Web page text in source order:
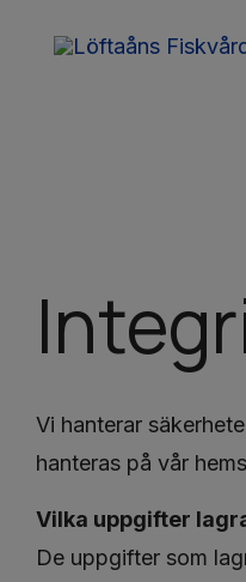
Vi hanterar
hanteras på vår
Vilka uppgifter
De uppgifter som